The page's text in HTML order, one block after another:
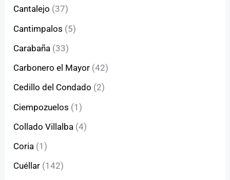
Cantalejo (37)
Cantimpalos (5)
Carabaña (33)
Carbonero el Mayor (42)
Cedillo del Condado (2)
Ciempozuelos (1)
Collado Villalba (4)
Coria (1)
Cuéllar (142)